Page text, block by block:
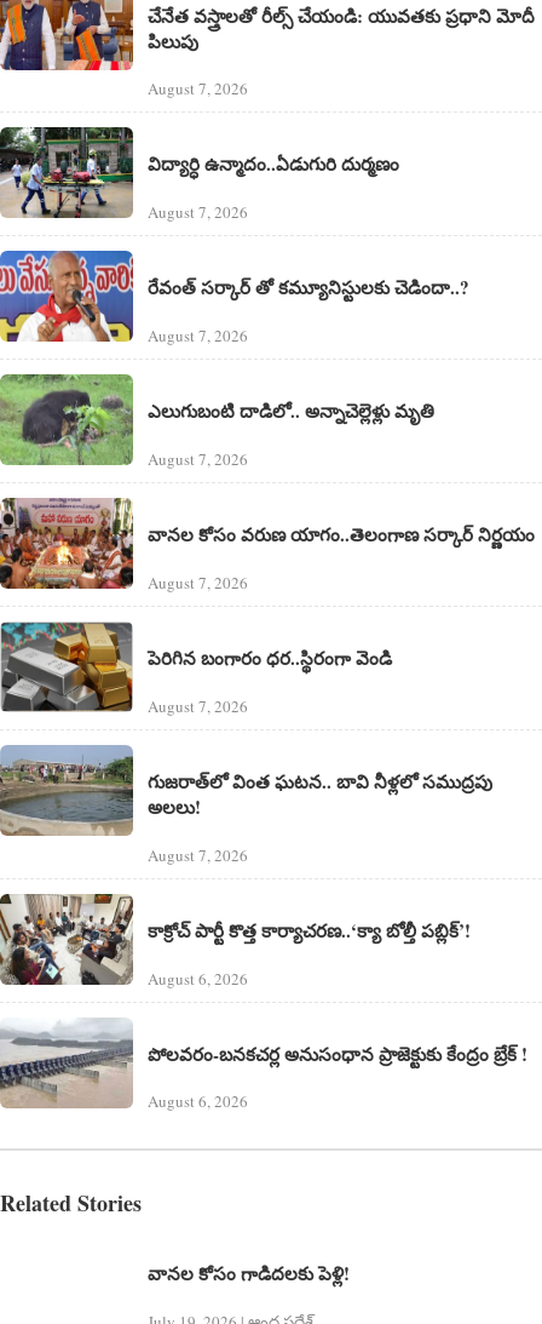
చేనేత వస్త్రాలతో రీల్స్ చేయండి: యువతకు ప్రధాని మోదీ
పిలుపు
August 7, 2026
విద్యార్ధి ఉన్మాదం..ఏడుగురి దుర్మణం
August 7, 2026
రేవంత్ సర్కార్ తో కమ్యూనిస్టులకు చెడిందా..?
August 7, 2026
ఎలుగుబంటి దాడిలో.. అన్నాచెల్లెళ్లు మృతి
August 7, 2026
వానల కోసం వరుణ యాగం..తెలంగాణ సర్కార్ నిర్ణయం
August 7, 2026
పెరిగిన బంగారం ధర..స్థిరంగా వెండి
August 7, 2026
గుజరాత్‌లో వింత ఘటన.. బావి నీళ్లలో సముద్రపు
అలలు!
August 7, 2026
కాక్రోచ్ పార్టీ కొత్త కార్యాచరణ..‘క్యా బోల్తీ పబ్లిక్’!
August 6, 2026
పోలవరం-బనకచర్ల అనుసంధాన ప్రాజెక్టుకు కేంద్రం బ్రేక్ !
August 6, 2026
Related Stories
వానల కోసం గాడిదలకు పెళ్లి!